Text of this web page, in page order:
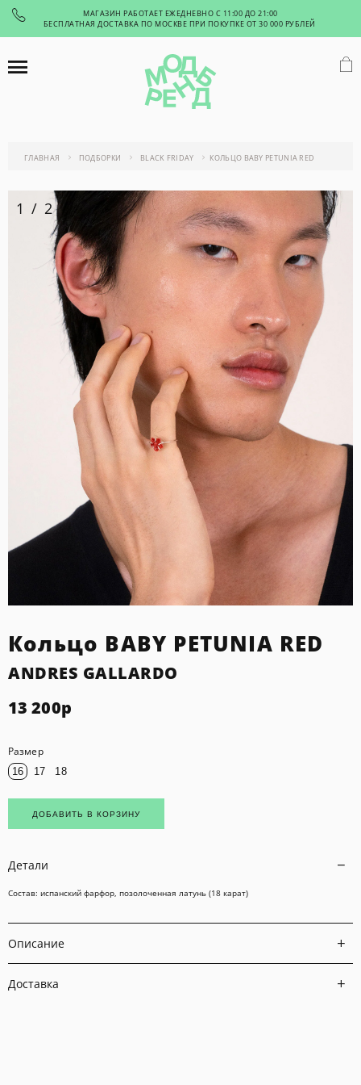
МАГАЗИН РАБОТАЕТ ЕЖЕДНЕВНО С 11:00 ДО 21:00
БЕСПЛАТНАЯ ДОСТАВКА ПО МОСКВЕ ПРИ ПОКУПКЕ ОТ 30 000 РУБЛЕЙ
ГЛАВНАЯ ПОДБОРКИ BLACK FRIDAY КОЛЬЦО BABY PETUNIA RED
1 / 2
Кольцо BABY PETUNIA RED
ANDRES GALLARDO
13 200р
Размер
16 17 18
ДОБАВИТЬ В КОРЗИНУ
Детали
Состав: испанский фарфор, позолоченная латунь (18 карат)
Описание
Доставка